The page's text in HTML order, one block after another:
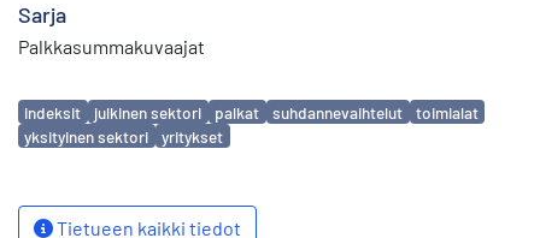
Sarja
Palkkasummakuvaajat
Avainsanat
indeksit julkinen sektori palkat suhdannevaihtelut
toimialat
yksityinen sektori
yritykset
Tietueen kaikki tiedot